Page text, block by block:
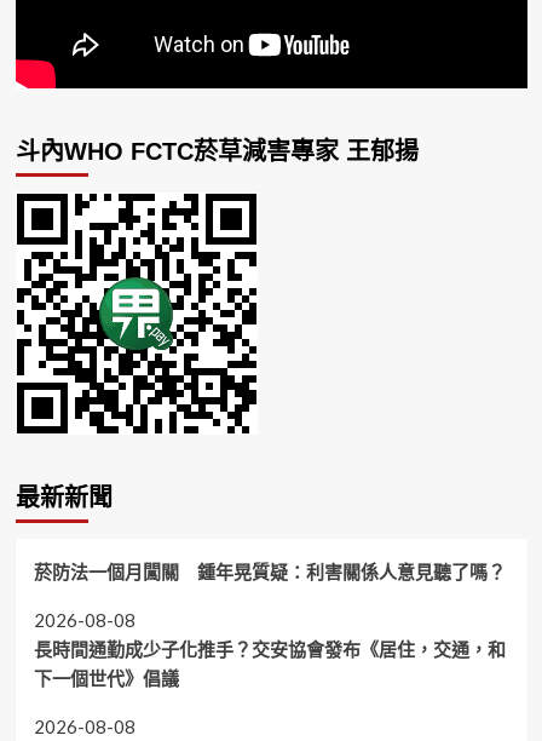
斗內WHO FCTC菸草減害專家 王郁揚
最新新聞
菸防法一個月闖關 鍾年晃質疑：利害關係人意見聽了嗎？
2026-08-08
長時間通勤成少子化推手？交安協會發布《居住，交通，和
下一個世代》倡議
2026-08-08